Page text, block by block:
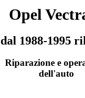
Opel
dal 1988-1995
Riparazione e
dell'auto